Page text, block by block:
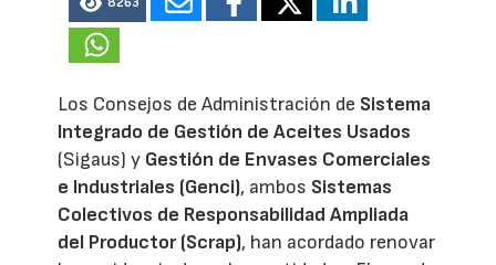
Los Consejos de Administración de Sistema
Integrado de Gestión de Aceites Usados
(Sigaus) y Gestión de Envases Comerciales
e Industriales (Genci), ambos Sistemas
Colectivos de Responsabilidad Ampliada
del Productor (Scrap), han acordado renovar